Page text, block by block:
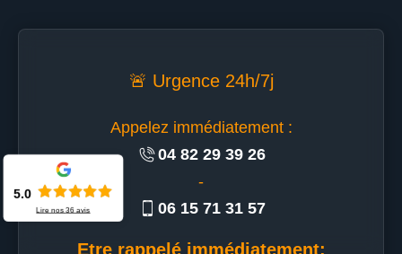
🚨 Urgence 24h/7j
Appelez immédiatement :
04 82 29 39 26
-
06 15 71 31 57
Etre rappelé immédiatement:
5.0
Lire nos36 avis